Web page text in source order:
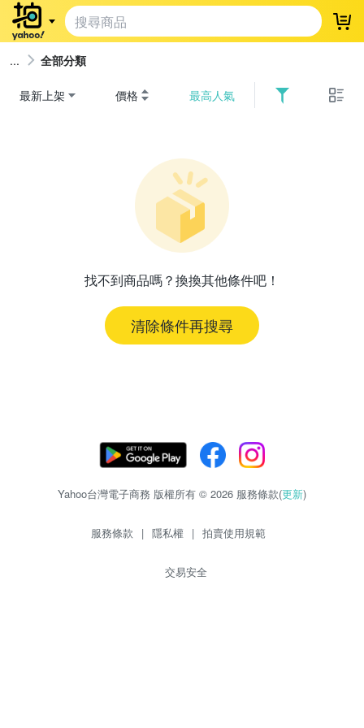
登
全部分類
最新上架 價格 最高人氣
找不到商品嗎？換換其他條件吧！
清除條件再搜尋
Yahoo台灣電子商務 版權所有 © 2026 服務條款(更新)
服務條款 | 隱私權 | 拍賣使用規範
交易安全